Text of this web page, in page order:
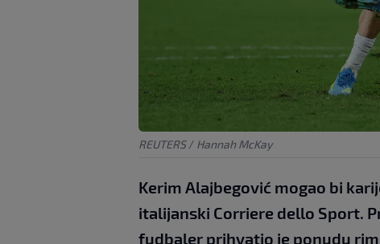
REUTERS / Hannah McKay
Kerim Alajbegović mogao bi
italijanski Corriere dello Sport.
fudbaler prihvatio je ponudu